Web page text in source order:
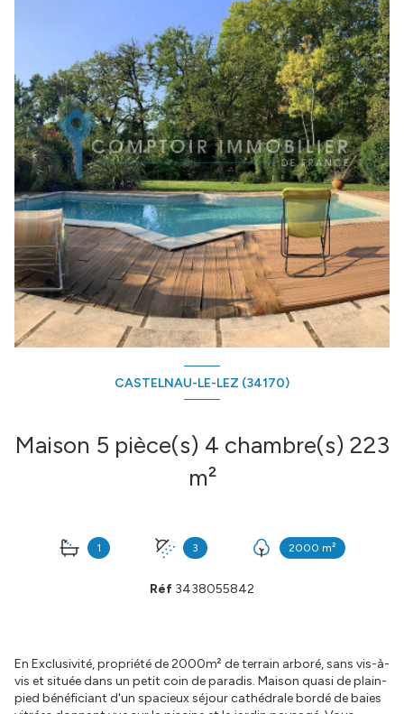
CASTELNAU-LE-LEZ (34170)
Maison 5 pièce(s) 4 chambre(s) 223
m²
1 3 2000 m²
Réf 3438055842
En Exclusivité, propriété de 2000m² de terrain arboré, sans vis-à-
vis et située dans un petit coin de paradis. Maison quasi de plain-
pied bénéficiant d'un spacieux séjour cathédrale bordé de baies